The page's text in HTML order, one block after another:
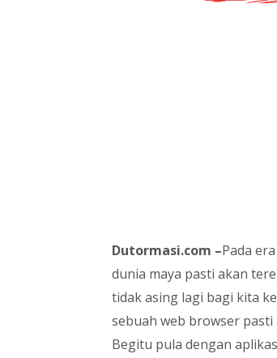
Dutormasi.com –Pada
dunia maya pasti akan
tidak asing lagi bagi kita
sebuah web browser
Begitu pula dengan